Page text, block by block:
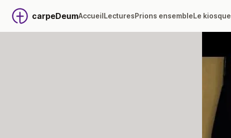
carpeDeumAccueilLecturesPrions ensembleLe kiosque